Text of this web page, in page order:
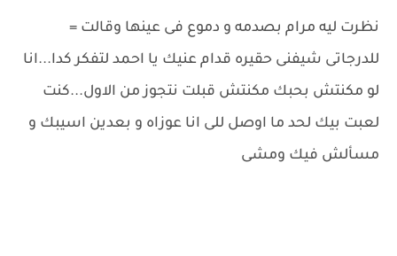
نظرت ليه مرام بصدمه و دموع فى عينها وقالت =
للدرجاتى شيفنى حقيره قدام عنيك يا احمد لتفكر كدا...انا
لو مكنتش بحبك مكنتش قبلت نتجوز من الاول...كنت
لعبت بيك لحد ما اوصل للى انا عوزاه و بعدين اسيبك و
مسألش فيك ومشى